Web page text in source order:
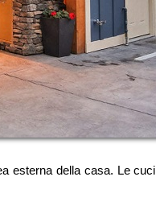
esterna della casa. Le